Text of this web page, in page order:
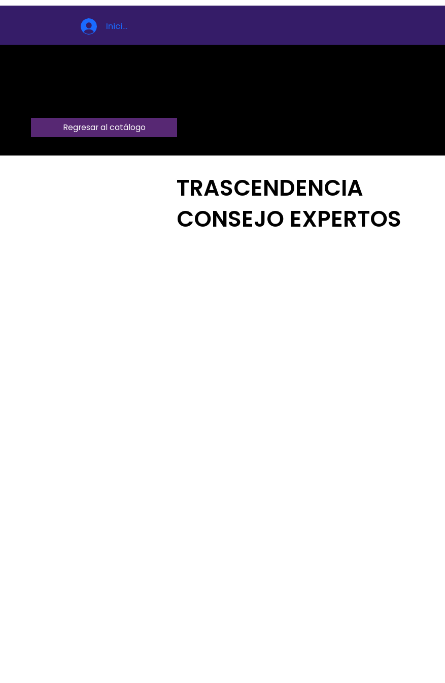
Iniciar sesión
Regresar al catálogo
TRASCENDENCIA
CONSEJO EXPERTOS